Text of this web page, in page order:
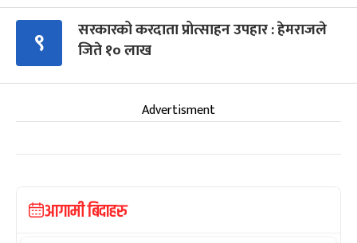
९
सरकारको करदाता प्रोत्साहन उपहार : हेमराजले
जिते १० लाख
Advertisment
आगामी बिदाहरु